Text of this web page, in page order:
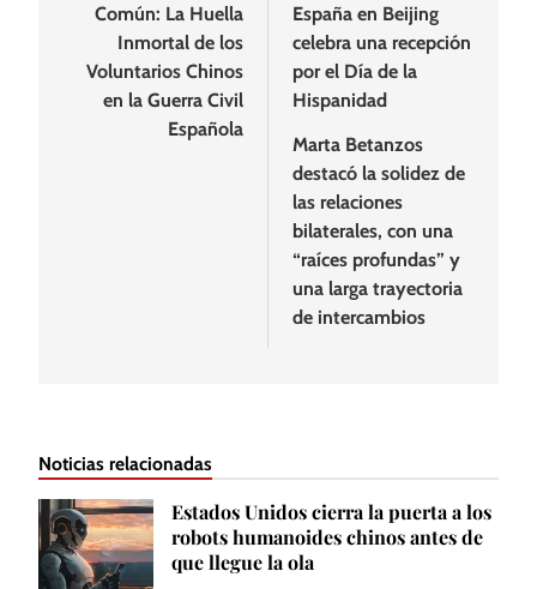
entradas
Común: La Huella
Inmortal de los
Voluntarios Chinos
en la Guerra Civil
Española
España en Beijing
celebra una recepción
por el Día de la
Hispanidad
Marta Betanzos
destacó la solidez de
las relaciones
bilaterales, con una
“raíces profundas” y
una larga trayectoria
de intercambios
Noticias relacionadas
Estados Unidos cierra la puerta a los
robots humanoides chinos antes de
que llegue la ola